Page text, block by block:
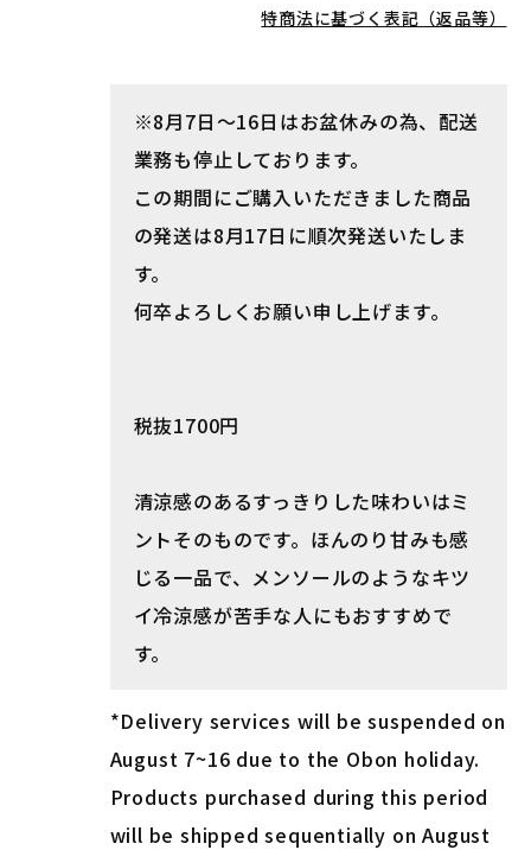
特商法に基づく表記（返品等）
※8月7日～16日はお盆休みの為、配送
業務も停止しております。
この期間にご購入いただきました商品
の発送は8月17日に順次発送いたしま
す。
何卒よろしくお願い申し上げます。
税抜1700円
清涼感のあるすっきりした味わいはミ
ントそのものです。ほんのり甘みも感
じる一品で、メンソールのようなキツ
イ冷涼感が苦手な人にもおすすめで
す。
*Delivery services will be suspended on
August 7~16 due to the Obon holiday.
Products purchased during this period
will be shipped sequentially on August